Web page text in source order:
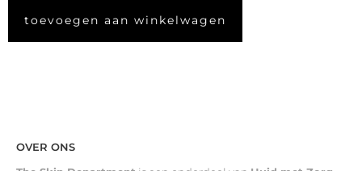
toevoegen aan winkelwagen
OVER ONS